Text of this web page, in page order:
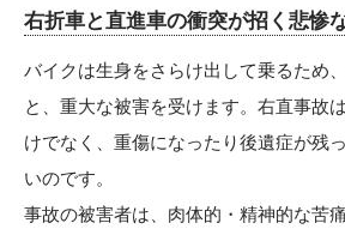
右折車と直進車の衝突が招く悲惨
バイクは生身をさらけ出して乗るため
と、重大な被害を受けます。右直事故
けでなく、重傷になったり後遺症が残
いのです。
事故の被害者は、肉体的・精神的な苦